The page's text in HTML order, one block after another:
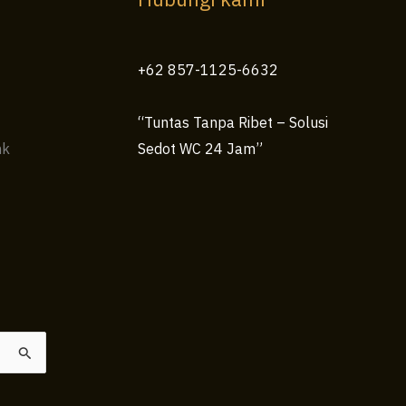
+62 857-1125-6632
“Tuntas Tanpa Ribet – Solusi
Sedot WC 24 Jam”